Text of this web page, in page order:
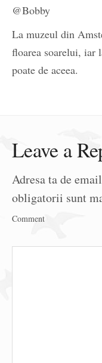
@Bobby
La muzeul din
floarea soarelui, iar
poate de aceea.
Leave a
Adresa ta de
obligatorii sunt
Comment